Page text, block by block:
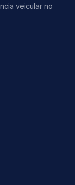
veicular no